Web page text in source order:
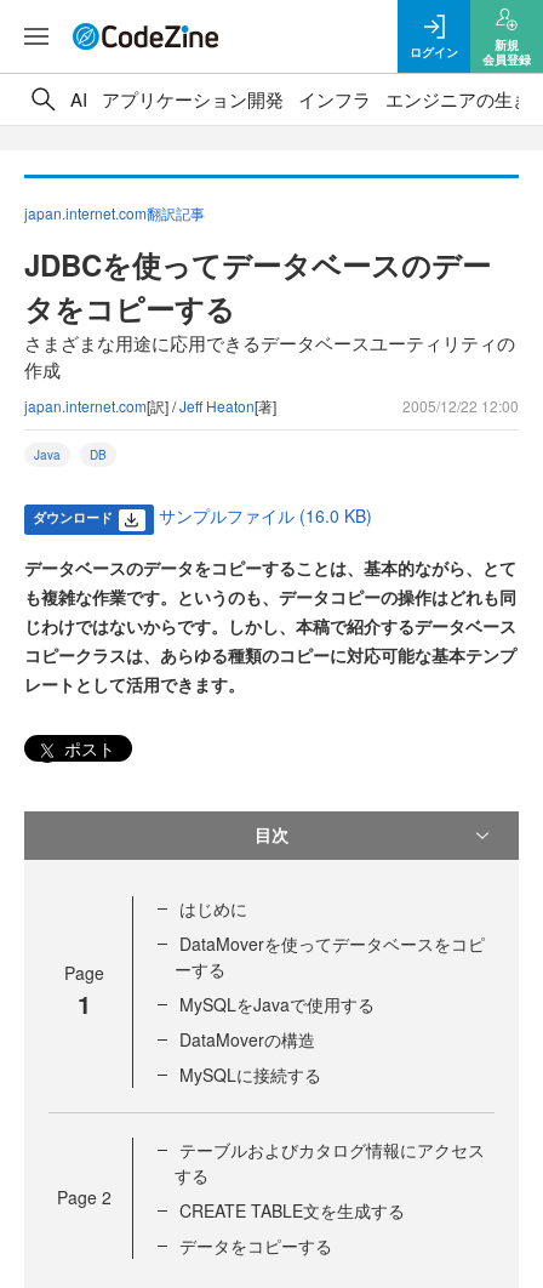
ログイン
新規
会員登録
AI アプリケーション開発 インフラ エンジニアの生き
japan.internet.com翻訳記事
JDBCを使ってデータベースのデー
タをコピーする
さまざまな用途に応用できるデータベースユーティリティの
作成
japan.internet.com[訳] /Jeff Heaton[著] 2005/12/22 12:00
Java DB
ダウンロード サンプルファイル (16.0 KB)
データベースのデータをコピーすることは、基本的ながら、とて
も複雑な作業です。というのも、データコピーの操作はどれも同
じわけではないからです。しかし、本稿で紹介するデータベース
コピークラスは、あらゆる種類のコピーに対応可能な基本テンプ
レートとして活用できます。
ポスト
目次
Page
1
はじめに
DataMoverを使ってデータベースをコピ
ーする
MySQLをJavaで使用する
DataMoverの構造
MySQLに接続する
Page 2
テーブルおよびカタログ情報にアクセス
する
CREATE TABLE文を生成する
データをコピーする